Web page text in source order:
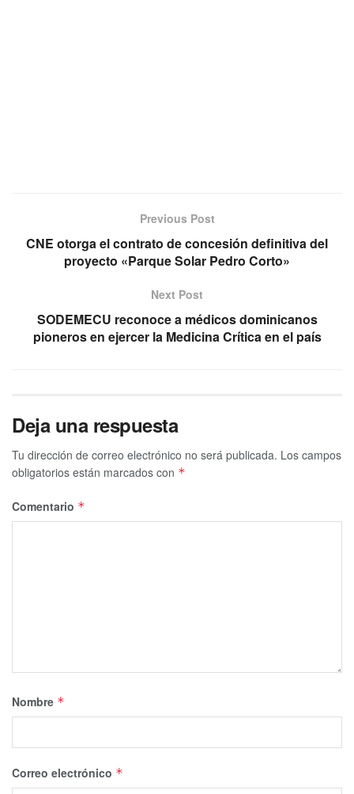
Previous Post
CNE otorga el contrato de concesión definitiva del
proyecto «Parque Solar Pedro Corto»
Next Post
SODEMECU reconoce a médicos dominicanos
pioneros en ejercer la Medicina Crítica en el país
Deja una respuesta
Tu dirección de correo electrónico no será publicada. Los campos
obligatorios están marcados con *
Comentario *
Nombre *
Correo electrónico *